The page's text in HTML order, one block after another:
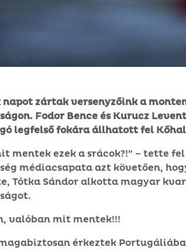
napot zártak versenyzőink a
Fodor Bence és Kurucz
legfelső fokára állhatott fel
mentek ezek a srácok?!” – tette
médiacsapata azt követően,
Tótka Sándor alkotta magyar
valóban mit mentek!!!
érkeztek